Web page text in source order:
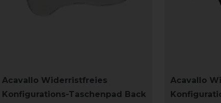
Acavallo Widerristfreies
Konfigurations-Taschenpad Back
Acavallo